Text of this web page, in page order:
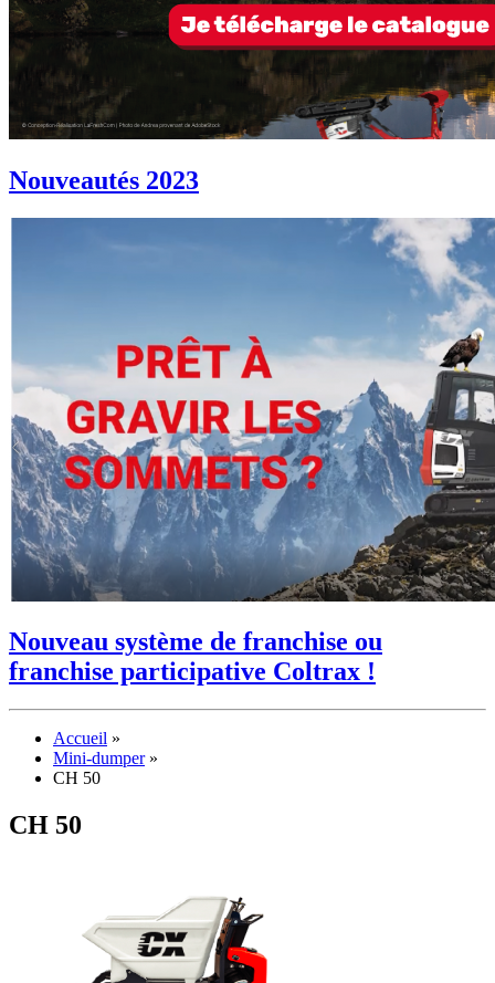
Nouveautés 2023
Nouveau système de franchise ou
franchise participative Coltrax !
Accueil »
Mini-dumper »
CH 50
CH 50